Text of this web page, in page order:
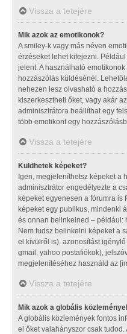
Vissza a tetejére
Mik azok az emotikonok?
A smiley-k vagy más néven
érzéseket lehet kifejezni.
jelent. A használható
hozzászólás küldésénél.
nehezen lesz olvasható a
kiszerkesztheti őket, vagy akár
adminisztrátora beállíthat egy
több emotikont egy
Vissza a tetejére
Küldhetek képeket?
Igen, megjeleníthetsz képeket a
adminisztrátor engedélyezte a
képeket egyenesen a fórumra is
képeket egy publikus, mindenki
és onnan belinkelned – például:
Nem tudsz belinkelni képeket a
el kívülről is), azonosítást
gmail, yahoo postafiókok),
megjelenítéséhez használd az
Vissza a tetejére
Mik azok a globális
A globális közlemények fontos
el őket valahányszor csak